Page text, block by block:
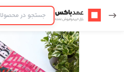
عمدباکس — بازگشت به صفحه اصلی
جستجو